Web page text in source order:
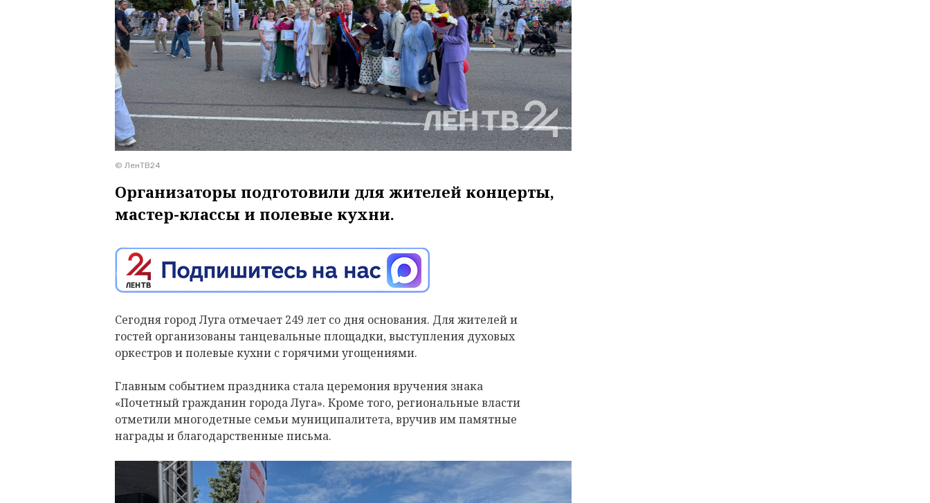
© ЛенТВ24
Организаторы подготовили для жителей концерты,
мастер-классы и полевые кухни.
Сегодня город Луга отмечает 249 лет со дня основания. Для жителей и
гостей организованы танцевальные площадки, выступления духовых
оркестров и полевые кухни с горячими угощениями.
Главным событием праздника стала церемония вручения знака
«Почетный гражданин города Луга». Кроме того, региональные власти
отметили многодетные семьи муниципалитета, вручив им памятные
награды и благодарственные письма.